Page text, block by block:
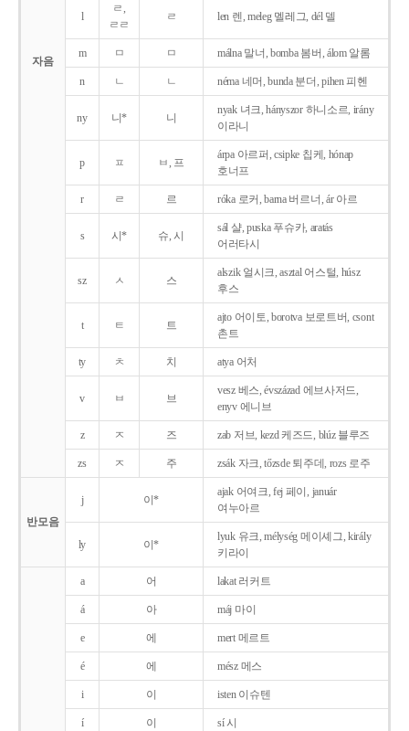
자음
l
ㄹ,
ㄹㄹ
ㄹ len 렌, meleg 멜레그, dél 델
m ㅁ ㅁ málna 말너, bomba 봄버, álom 알롬
n ㄴ ㄴ néma 네머, bunda 분더, pihen 피헨
ny 니* 니
nyak 녀크, hányszor 하니소르, irány
이라니
p ㅍ ㅂ, 프
árpa 아르퍼, csipke 칩케, hónap
호너프
r ㄹ 르 róka 로커, barna 버르너, ár 아르
s 시* 슈, 시
sál 샬, puska 푸슈카, aratás
어러타시
sz ㅅ 스
alszik 얼시크, asztal 어스털, húsz
후스
t ㅌ 트
ajto 어이토, borotva 보로트버, csont
촌트
ty ㅊ 치 atya 어처
v ㅂ 브
vesz 베스, évszázad 에브사저드,
enyv 에니브
z ㅈ 즈 zab 저브, kezd 케즈드, blúz 블루즈
zs ㅈ 주 zsák 자크, tőzsde 퇴주데, rozs 로주
반모음
j 이*
ajak 어여크, fej 페이, január
여누아르
ly 이*
lyuk 유크, mélység 메이셰그, király
키라이
a 어 lakat 러커트
á 아 máj 마이
e 에 mert 메르트
é 에 mész 메스
i 이 isten 이슈텐
í 이 sí 시